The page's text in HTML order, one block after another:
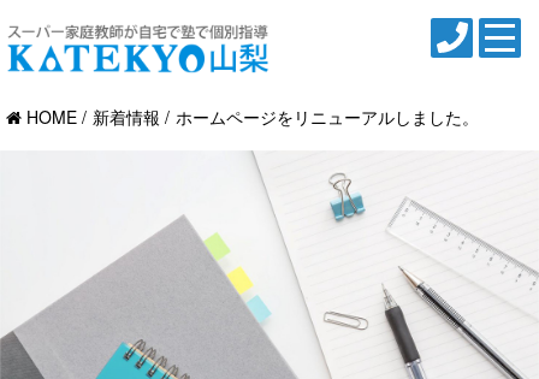
HOME 新着情報 ホームページをリニューアルしました。